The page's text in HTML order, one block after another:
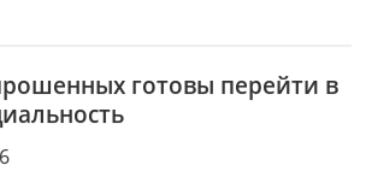
готовы перейти в